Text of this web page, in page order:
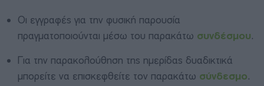
Οι εγγραφές για την φυσική παρουσία
πραγματοποιούνται μέσω του παρακάτω συνδέσμου.
Για την παρακολούθηση της ημερίδας δυαδικτικά
μπορείτε να επισκεφθείτε τον παρακάτω σύνδεσμο.